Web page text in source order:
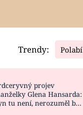
Video
CELEBRITY
VAŘENÍ
Trendy: Polabí
projev
Glena Hansarda:
tu není, nerozuměl by